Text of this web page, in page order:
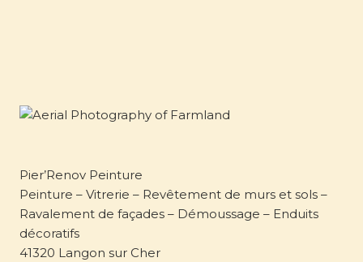
Pier’Renov Peinture
Peinture – Vitrerie – Revêtement de murs et sols –
Ravalement de façades – Démoussage – Enduits
décoratifs
41320 Langon sur Cher